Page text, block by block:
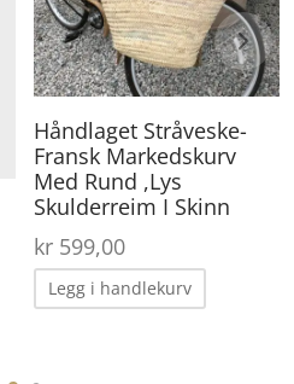
Håndlaget Stråveske-
Fransk Markedskurv
Med Rund ,Lys
Skulderreim I Skinn
kr599,00
Legg i handlekurv